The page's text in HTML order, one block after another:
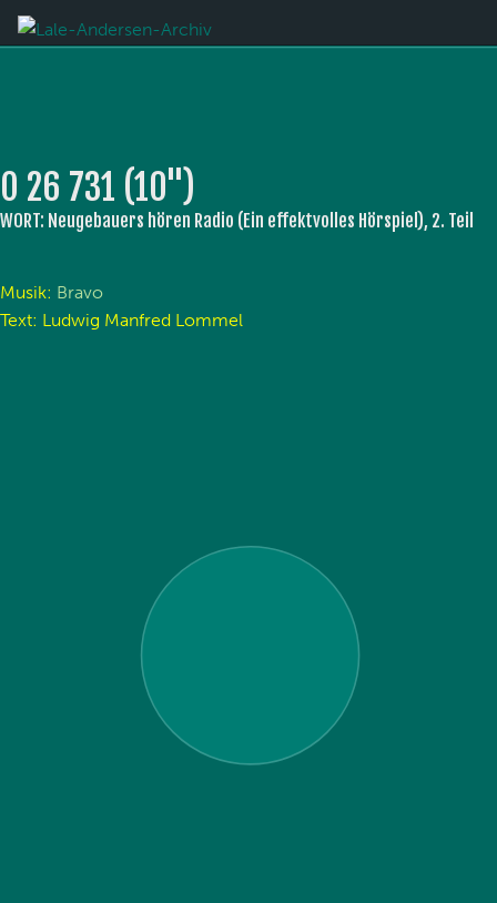
O 26 731 (10'')
WORT: Neugebauers hören Radio (Ein effektvolles Hörspiel), 2. Teil
Musik: Bravo
Text: Ludwig Manfred Lommel